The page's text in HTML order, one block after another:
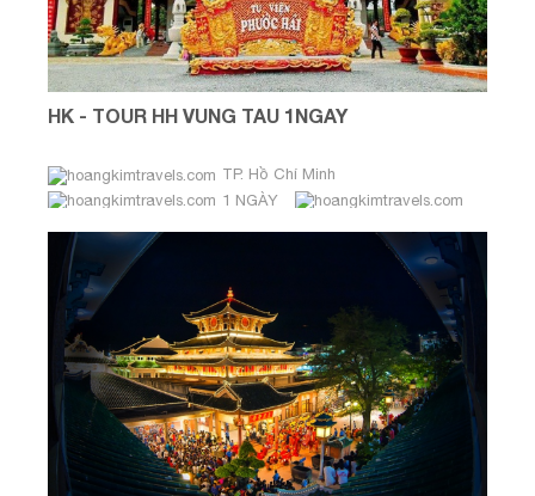
HK - TOUR HH VUNG TAU 1NGAY
TP. Hồ Chí Minh
1 NGÀY